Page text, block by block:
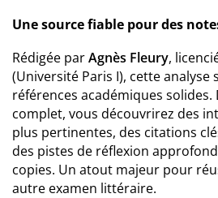
Une source fiable pour des
Rédigée parAgnès Fleury,
(Université Paris I), cette analyse
références académiques
complet, vous découvrirez des
plus pertinentes, des citations
des pistes de réflexion
copies. Un atout majeur pour
autre examen littéraire.